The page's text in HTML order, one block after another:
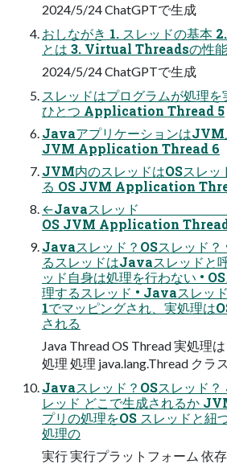
2024/5/24 ChatGPTで生成
おしながき 1. スレッドの基
とは 3. Virtual Threadsの性
2024/5/24 ChatGPTで生成
スレッドはプログラムが処理
ひとつ Application Thread 5
JavaアプリケーションはJVM
JVM Application Thread 6
JVM内のスレッドはOSスレッ
る OS JVM Application
←Javaスレッド
OS JVM Application
Javaスレッド？OSスレッド
るスレッドはJavaスレッドと
ッド自身は処理を行わない •
理するスレッド • Javaスレッ
1でマッピングされ、実処理は
される
Java Thread OS Thread 実処理
処理 処理 java.lang.Thread クラ
Javaスレッド？OSスレッド
レッド どこで生成されるか
プリの処理をOS スレッドと
処理の
実行 実行プラットフォーム 依